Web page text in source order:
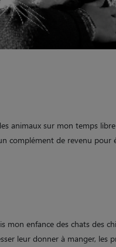
animaux sur mon temps
complément de revenu pour
mon enfance des chats des
leur donner à manger, les